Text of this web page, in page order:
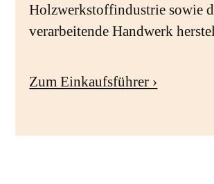
Holzwerkstoffindustrie sowie
verarbeitende Handwerk
Zum Einkaufsführer ›